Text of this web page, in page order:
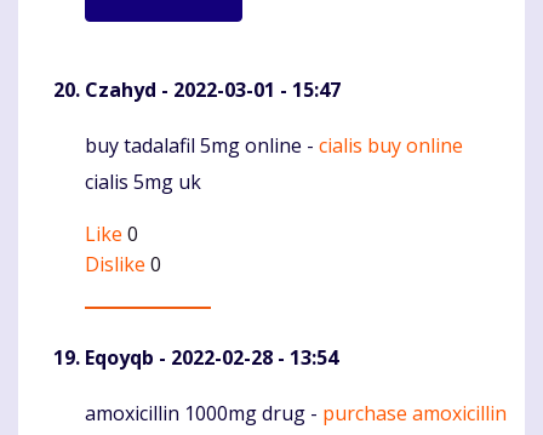
Czahyd - 2022-03-01 - 15:47
Komentaras
buy tadalafil 5mg online - cialis buy online
cialis 5mg uk
Like 0
Dislike 0
Eqoyqb - 2022-02-28 - 13:54
Komentaras
amoxicillin 1000mg drug - purchase amoxicillin